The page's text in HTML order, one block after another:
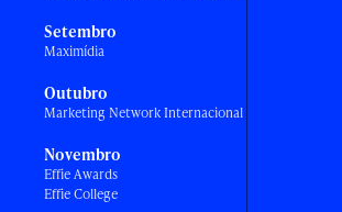
Setembro
Maximídia
Outubro
Marketing Network Internacional
Novembro
Effie Awards
Effie College